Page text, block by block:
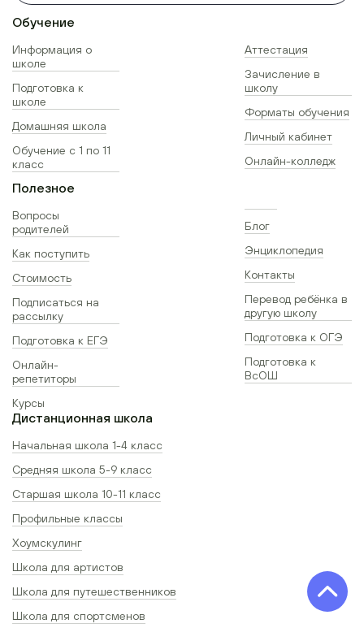
Обучение
Информация о
школе
Подготовка к
школе
Домашняя школа
Обучение с 1 по 11
класс
Аттестация
Зачисление в
школу
Форматы обучения
Личный кабинет
Онлайн-колледж
Полезное
Вопросы
родителей
Как поступить
Стоимость
Подписаться на
рассылку
Подготовка к ЕГЭ
Онлайн-
репетиторы
Курсы
Блог
Энциклопедия
Контакты
Перевод ребёнка в
другую школу
Подготовка к ОГЭ
Подготовка к
ВсОШ
Дистанционная школа
Начальная школа 1-4 класс
Средняя школа 5-9 класс
Старшая школа 10-11 класс
Профильные классы
Хоумскулинг
Школа для артистов
Школа для путешественников
Школа для спортсменов